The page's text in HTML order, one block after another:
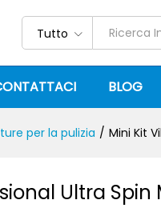
Tutto
BLOG
per la pulizia / Mini Kit
Ultra